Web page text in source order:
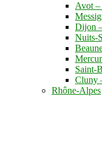
Avot –
Dijon
Nuits-
Saint-
Cluny
Rhône-Alpes